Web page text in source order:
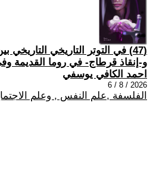
(47) في التوتر التاريخي
و-إنقاذ قرطاج- في روما القديمة
احمد الكافي يوسفي
2026 / 8 / 6
الفلسفة ,علم النفس , وعلم